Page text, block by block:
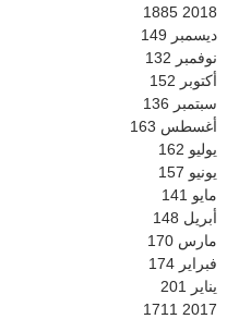
2018
1885
ديسمبر 149
نوفمبر 132
أكتوبر 152
سبتمبر 136
أغسطس 163
يوليو 162
يونيو 157
مايو 141
أبريل 148
مارس 170
فبراير 174
يناير
201
2017
1711